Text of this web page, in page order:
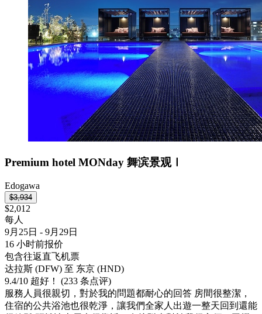
Premium hotel MONday 舞滨景观Ⅰ
Edogawa
$3,934
$2,012
每人
9月25日 - 9月29日
16 小时前报价
包含往返直飞机票
达拉斯 (DFW) 至 东京 (HND)
9.4/10 超好！ (233 条点评)
服務人員很親切，對於我的問題都耐心的回答 房間很整潔，
住宿的公共浴池也很乾淨，讓我們全家人出遊一整天回到還能